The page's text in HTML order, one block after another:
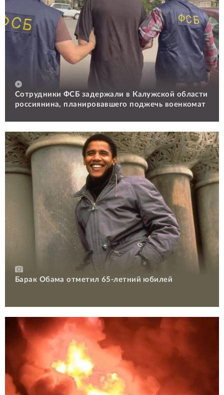
Сотрудники ФСБ задержали в Калужской области
россиянина, планировавшего поджечь военкомат
Барак Обама отметил 65-летний юбилей